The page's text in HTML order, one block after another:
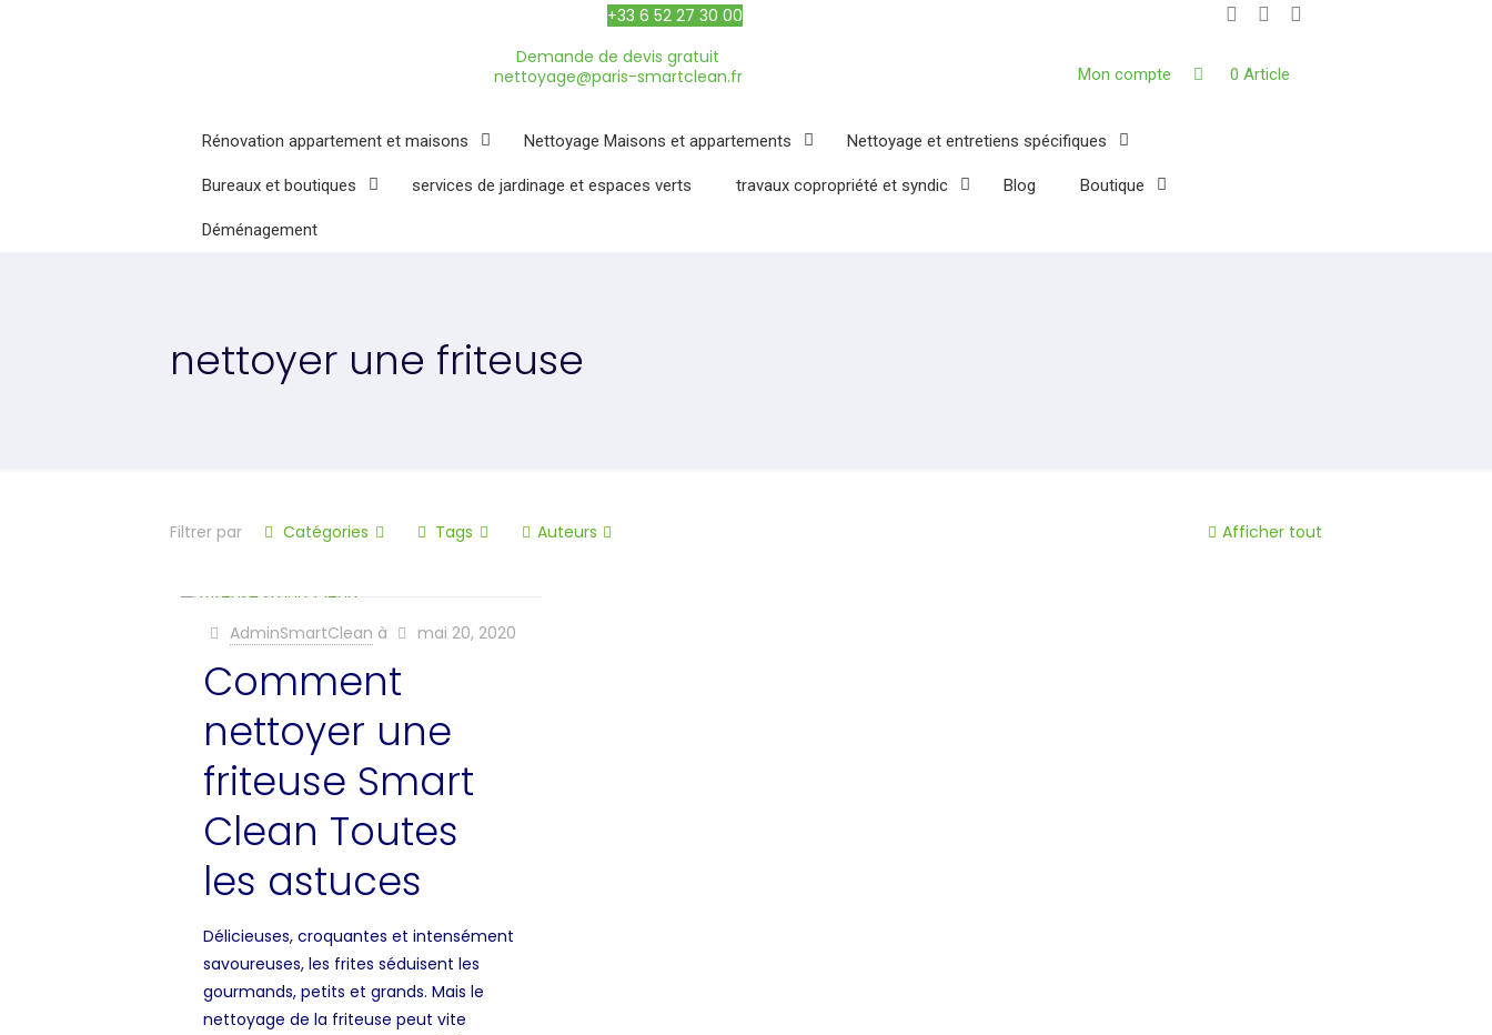
+33 6 52 27 30 00
Demande de devis gratuit
nettoyage@paris-smartclean.fr
Mon compte 0 Article
Rénovation appartement et maisons Nettoyage Maisons et appartements Nettoyage et entretiens spécifiques
Bureaux et boutiques services de jardinage et espaces verts travaux copropriété et syndic Blog Boutique
Déménagement
nettoyer une friteuse
Filtrer par Catégories Tags Auteurs Afficher tout
AdminSmartClean à mai 20, 2020
Comment
nettoyer une
friteuse Smart
Clean Toutes
les astuces
Délicieuses, croquantes et intensément
savoureuses, les frites séduisent les
gourmands, petits et grands. Mais le
nettoyage de la friteuse peut vite